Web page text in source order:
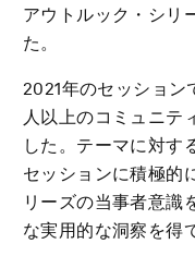
アウトルック・シリ
た。
2021年のセッション
人以上のコミュニテ
した。テーマに対す
セッションに積極的
リーズの当事者意識
な実用的な洞察を得